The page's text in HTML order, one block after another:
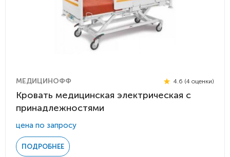
МЕДИЦИНОФФ 4.6 (4 оценки)
Кровать медицинская электрическая с
принадлежностями
цена по запросу
ПОДРОБНЕЕ